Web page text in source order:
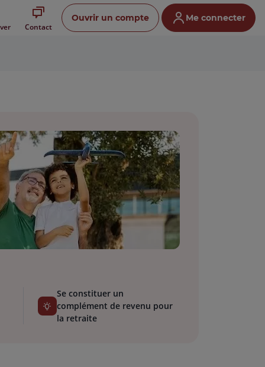
Contact
Ouvrir un compte Me connecter
Se constituer un
complément de revenu pour
la retraite